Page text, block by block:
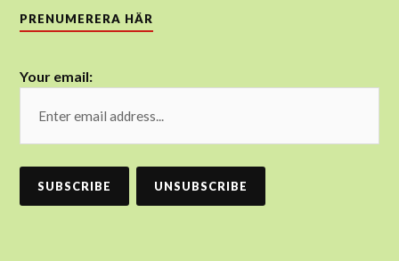
PRENUMERERA HÄR
Your email: